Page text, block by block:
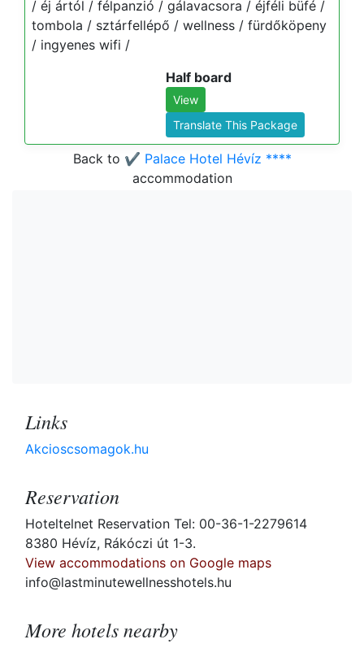
/ éj ártól / félpanzió / gálavacsora / éjféli büfé /
tombola / sztárfellépő / wellness / fürdőköpeny
/ ingyenes wifi /
Half board
View
Translate This Package
Back to ✔️ Palace Hotel Hévíz ****
accommodation
Links
Akcioscsomagok.hu
Reservation
Hoteltelnet Reservation Tel: 00-36-1-2279614
8380 Hévíz, Rákóczi út 1-3.
View accommodations on Google maps
info@lastminutewellnesshotels.hu
More hotels nearby